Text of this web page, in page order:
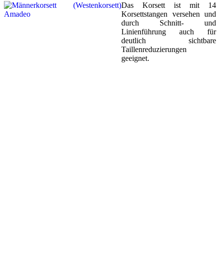
Das Korsett ist mit 14
Korsettstangen versehen und
durch Schnitt- und
Linienführung auch für
deutlich sichtbare
Taillenreduzierungen
geeignet.